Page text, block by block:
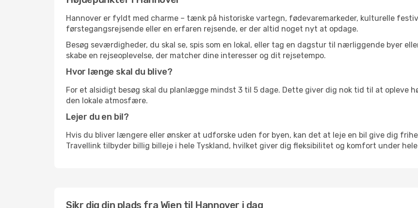
Hannover er fyldt med charme – tænk på historiske vartegn, fødevaremarkeder, kulturelle
førstegangsrejsende eller en erfaren rejsende, er der altid noget nyt at opdage.
Besøg seværdigheder, du skal se, spis som en lokal, eller tag en dagstur til nærliggende byer
skabe en rejseoplevelse, der matcher dine interesser og dit rejsetempo.
Hvor længe skal du blive?
For et alsidigt besøg skal du planlægge mindst 3 til 5 dage. Dette giver dig nok tid til at opleve
den lokale atmosfære.
Lejer du en bil?
Hvis du bliver længere eller ønsker at udforske uden for byen, kan det at leje en bil give dig
Travellink tilbyder billig billeje i hele Tyskland, hvilket giver dig fleksibilitet og komfort under
Sikr dig din plads fra Wien til Hannover i dag